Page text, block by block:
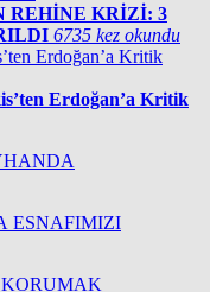
REHİNE KRİZİ: 3
6735 kez okundu
Erdoğan’a Kritik
ESNAFIMIZI